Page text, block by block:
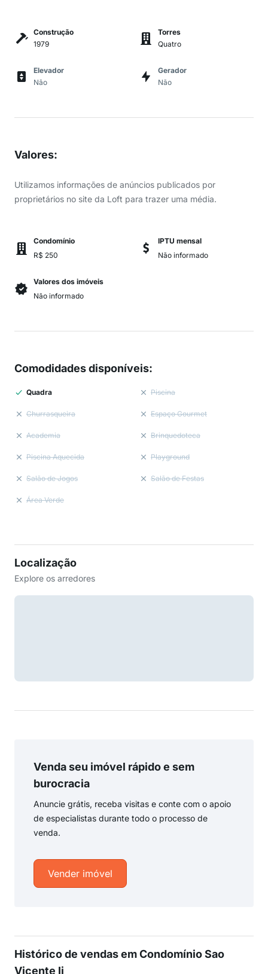
Construção
1979
Torres
Quatro
Elevador
Não
Gerador
Não
Valores:
Utilizamos informações de anúncios publicados por
proprietários no site da Loft para trazer uma média.
Condomínio
R$ 250
IPTU mensal
Não informado
Valores dos imóveis
Não informado
Comodidades disponíveis:
Quadra Piscina
Churrasqueira Espaço Gourmet
Academia Brinquedoteca
Piscina Aquecida Playground
Salão de Jogos Salão de Festas
Área Verde
Localização
Explore os arredores
Venda seu imóvel rápido e sem
burocracia
Anuncie grátis, receba visitas e conte com o apoio
de especialistas durante todo o processo de
venda.
Vender imóvel
Histórico de vendas em Condomínio Sao
Vicente Ii